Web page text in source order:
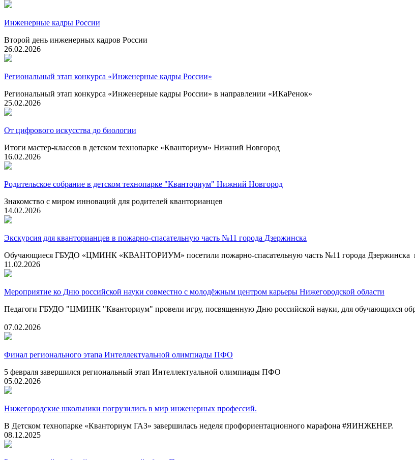
Инженерные кадры России
Второй день инженерных кадров России
26.02.2026
Региональный этап конкурса «Инженерные кадры России»
Региональный этап конкурса «Инженерные кадры России» в направлении «ИКаРенок»
25.02.2026
От цифрового искусства до биологии
Итоги мастер-классов в детском технопарке «Кванториум» Нижний Новгород
16.02.2026
Родительское собрание в детском технопарке "Кванториум" Нижний Новгород
Знакомство с миром инноваций для родителей кванторианцев
14.02.2026
Экскурсия для кванторианцев в пожарно-спасательную часть №11 города Дзержинска
Обучающиеся ГБУДО «ЦМИНК «КВАНТОРИУМ» посетили пожарно-спасательную часть №11 города Дзержинска в
11.02.2026
Мероприятие ко Дню российской науки совместно с молодёжным центром карьеры Нижегородской области
Педагоги ГБУДО "ЦМИНК "Кванториум" провели игру, посвященную Дню российской науки, для обучающихся
07.02.2026
Финал регионального этапа Интеллектуальной олимпиады ПФО
5 февраля завершился региональный этап Интеллектуальной олимпиады ПФО
05.02.2026
Нижегородские школьники погрузились в мир инженерных профессий.
В Детском технопарке «Кванториум ГАЗ» завершилась неделя профориентационного марафона #ЯИНЖЕНЕР.
08.12.2025